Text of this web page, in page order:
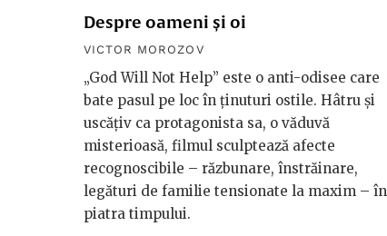
Despre oameni și oi
VICTOR MOROZOV
„God Will Not Help” este o anti-odisee care
bate pasul pe loc în ținuturi ostile. Hâtru și
uscățiv ca protagonista sa, o văduvă
misterioasă, filmul sculptează afecte
recognoscibile – răzbunare, înstrăinare,
legături de familie tensionate la maxim – în
piatra timpului.